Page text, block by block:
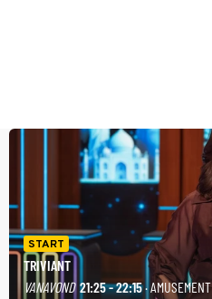
START
TRIVIANT
VANAVOND 21:25 - 22:15· AMUSEMENT